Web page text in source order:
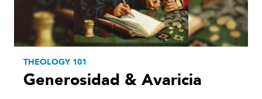
THEOLOGY 101
Generosidad & Avaricia